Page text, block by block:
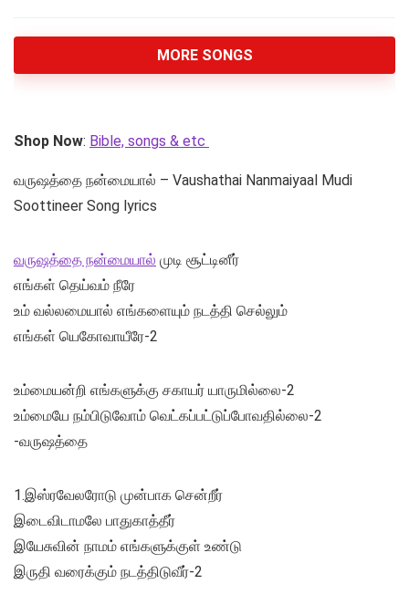
MORE SONGS
Shop Now: Bible, songs & etc
வருஷத்தை நன்மையால் – Vaushathai Nanmaiyaal Mudi
Soottineer Song lyrics
வருஷத்தை நன்மையால் முடி சூட்டினீர்
எங்கள் தெய்வம் நீரே
உம் வல்லமையால் எங்களையும் நடத்தி செல்லும்
எங்கள் யெகோவாயீரே-2
உம்மையன்றி எங்களுக்கு சகாயர் யாருமில்லை-2
உம்மையே நம்பிடுவோம் வெட்கப்பட்டுப்போவதில்லை-2
-வருஷத்தை
1.இஸ்ரவேலரோடு முன்பாக சென்றீர்
இடைவிடாமலே பாதுகாத்தீர்
இயேசுவின் நாமம் எங்களுக்குள் உண்டு
இருதி வரைக்கும் நடத்திடுவீர்-2